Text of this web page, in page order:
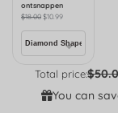
ontsnappen
$18.00$10.99
Total price:
You can